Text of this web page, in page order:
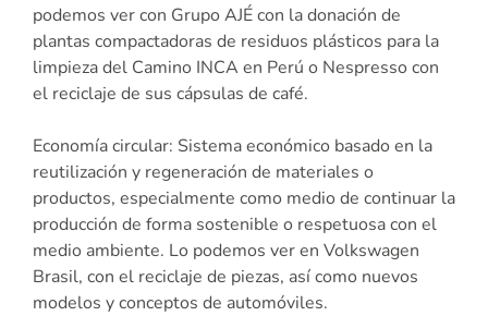
podemos ver con Grupo AJÉ con la donación de
plantas compactadoras de residuos plásticos para la
limpieza del Camino INCA en Perú o Nespresso con
el reciclaje de sus cápsulas de café.
Economía circular: Sistema económico basado en la
reutilización y regeneración de materiales o
productos, especialmente como medio de continuar la
producción de forma sostenible o respetuosa con el
medio ambiente. Lo podemos ver en Volkswagen
Brasil, con el reciclaje de piezas, así como nuevos
modelos y conceptos de automóviles.